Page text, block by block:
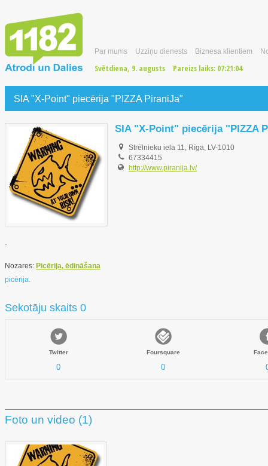
Par mums Uzziņu dienests Biznesa klientiem
Svētdiena, 9. augusts Pareizs laiks: 07:21:05
SIA "X-Point" piecērija "PIZZA PiraniJa"
SIA "X-Point" piecērija "PIZZA
Strēlnieku iela 11, Rīga, LV-1010
67334415
http://www.piranija.lv/
Nozares: Picērija, ēdināšana
picērija.
Sekotāju skaits 0
Twitter
0
Foursquare
0
Foto un video (1)